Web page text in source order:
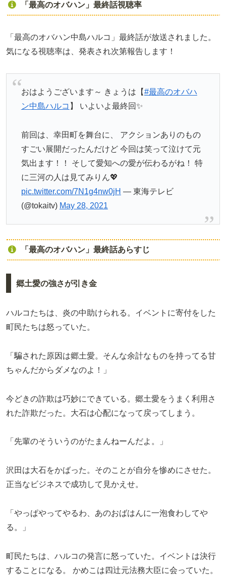
「最高のオバハン」最終話視聴率
「最高のオバハン中島ハルコ」最終話が放送されました。
気になる視聴率は、発表され次第報告します！
おはようございます～ きょうは【#最高のオバハ
ン中島ハルコ 】 いよいよ最終回✨
前回は、幸田町を舞台に、 アクションありのもの
すごい展開だったんだけど 今回は笑って泣けて元
気出ます！！ そして愛知への愛が伝わるがね！ 特
に三河の人は見てみりん💖
pic.twitter.com/7N1g4nw0jH — 東海テレビ
(@tokaitv) May 28, 2021
「最高のオバハン」最終話あらすじ
郷土愛の強さが引き金
ハルコたちは、炎の中助けられる。イベントに寄付をした
町民たちは怒っていた。
「騙された原因は郷土愛。そんな余計なものを持ってる甘
ちゃんだからダメなのよ！」
今どきの詐欺は巧妙にできている。郷土愛をうまく利用さ
れた詐欺だった。大石は心配になって戻ってしまう。
「先輩のそういうのがたまんねーんだよ。」
沢田は大石をかばった。そのことが自分を惨めにさせた。
正当なビジネスで成功して見かえせ。
「やっぱやってやるわ、あのおばはんに一泡食わしてや
る。」
町民たちは、ハルコの発言に怒っていた。イベントは決行
することになる。 かめこは四辻元法務大臣に会っていた。